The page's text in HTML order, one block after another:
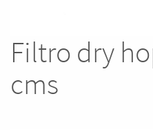
Filtro dry
cms